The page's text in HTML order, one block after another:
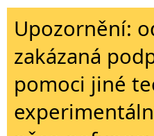
Upozornění:
zakázaná
pomoci jiné